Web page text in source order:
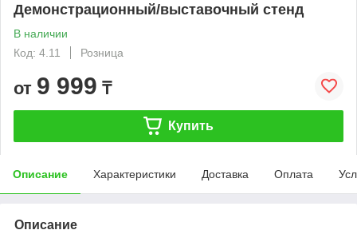
Демонстрационный/выставочный стенд
В наличии
Код: 4.11
Розница
от 9 999 ₸
Купить
Описание Характеристики Доставка Оплата
Описание